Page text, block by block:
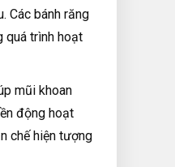
Các bánh răng
quá trình hoạt
mũi khoan
động hoạt
chế hiện tượng